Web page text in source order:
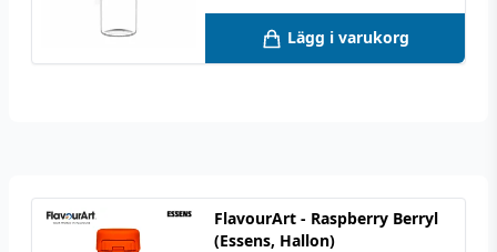
Lägg i varukorg
FlavourArt - Raspberry Berryl
(Essens, Hallon)